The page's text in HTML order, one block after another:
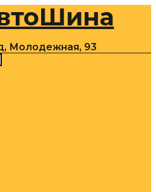
Молодежная, 93